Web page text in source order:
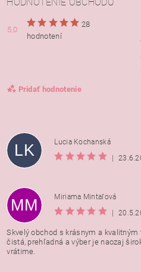
5,0
28
hodnotení
Pridať hodnotenie
LK
Lucia Kochanská
|
MM
Miriama Mintaľová
|
Skvelý obchod s krásnym a
čistá, prehľadná a výber je naozaj
vrátime.